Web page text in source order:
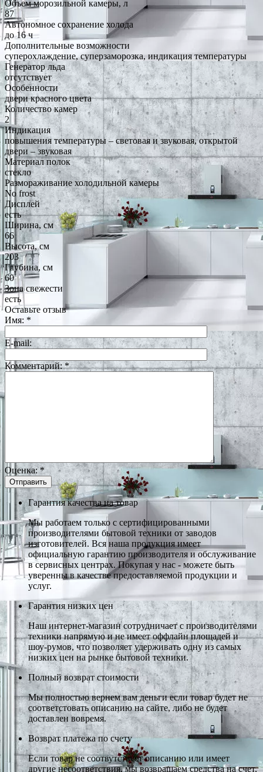
Объем морозильной камеры, л
87
Автономное сохранение холода
до 16 ч
Дополнительные возможности
суперохлаждение, суперзаморозка, индикация температуры
Генератор льда
отсутствует
Особенности
двери красного цвета
Количество камер
2
Индикация
повышения температуры – световая и звуковая, открытой
двери – звуковая
Материал полок
стекло
Размораживание холодильной камеры
No frost
Дисплей
есть
Ширина, см
66
Высота, см
203
Глубина, см
60
Зона свежести
есть
Оставьте отзыв
Имя: *
E-mail:
Комментарий:*
Оценка:*
Гарантия качества на товар
Мы работаем только с сертифицированными
производителями бытовой техники от заводов
изготовителей. Вся наша продукция имеет
официальную гарантию производителя и обслуживание
в сервисных центрах. Покупая у нас - можете быть
уверенны в качестве предоставляемой продукции и
услуг.
Гарантия низких цен
Наш интернет-магазин сотрудничает с производителями
техники напрямую и не имеет оффлайн площадей и
шоу-румов, что позволяет удерживать одну из самых
низких цен на рынке бытовой техники.
Полный возврат стоимости
Мы полностью вернем вам деньги если товар будет не
соответстовать описанию на сайте, либо не будет
доставлен вовремя.
Возврат платежа по счету
Если товар не соотвутствует описанию или имеет
другие несоответствия, мы возвращаем средства на счет,